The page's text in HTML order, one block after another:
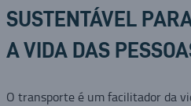
SUSTENTÁVEL
A VIDA DAS
O transporte é um facilitador da